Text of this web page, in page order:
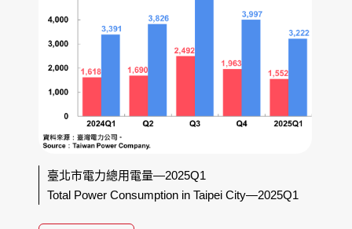
臺北市電力總用電量—2025Q1
Total Power Consumption in Taipei City—2025Q1